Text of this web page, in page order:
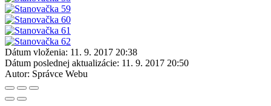
Dátum vloženia: 11. 9. 2017 20:38
Dátum poslednej aktualizácie: 11. 9. 2017 20:50
Autor: Správce Webu